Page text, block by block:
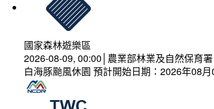
國家森林遊樂區
2026-08-09, 00:00│農業部林業及自然保育署
白海豚颱風休園 預計開始日期：2026年08